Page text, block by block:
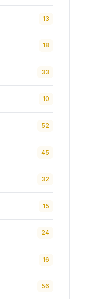
13
18
33
10
52
45
32
15
24
16
56